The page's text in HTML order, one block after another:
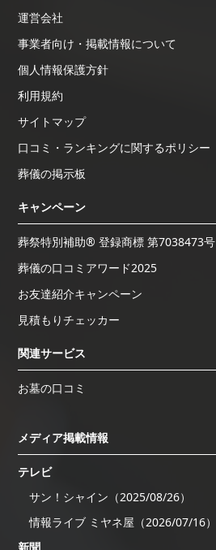
運営会社
事業者向け・掲載情報について
個人情報保護方針
利用規約
サイトマップ
口コミ・ランキングに関するポリシー
葬儀の掲示板
キャンペーン
葬祭特別補助® 登録商標 第7038473号
葬儀の口コミアワード2025
お友達紹介キャンペーン
見積もりチェッカー
関連サービス
お墓の口コミ
メディア掲載情報
テレビ
サン！シャイン（2025/08/26）
情報ライブ ミヤネ屋（2026/07/16）
新聞